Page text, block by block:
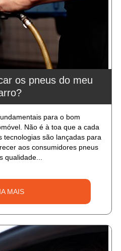
os pneus do meu
para o bom
Não é à toa que a cada
tecnologias são lançadas para
aos consumidores pneus
qualidade...
MAIS